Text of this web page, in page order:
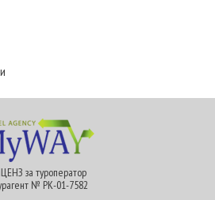
за туроператор
№ РК-01-7582